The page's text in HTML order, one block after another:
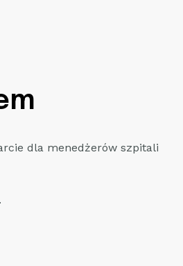
dla menedżerów szpitali